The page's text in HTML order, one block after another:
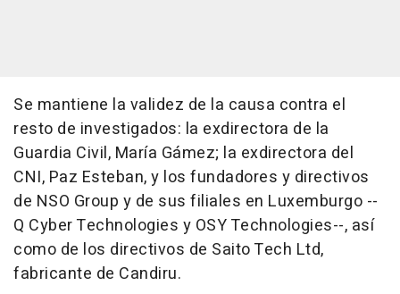
Se mantiene la validez de la causa contra el
resto de investigados: la exdirectora de la
Guardia Civil, María Gámez; la exdirectora del
CNI, Paz Esteban, y los fundadores y directivos
de NSO Group y de sus filiales en Luxemburgo --
Q Cyber Technologies y OSY Technologies--, así
como de los directivos de Saito Tech Ltd,
fabricante de Candiru.